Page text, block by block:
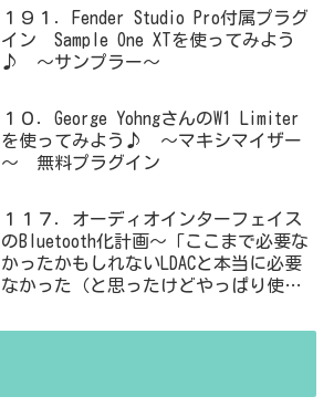
１９１．Fender Studio Pro付属プラグ
イン Sample One XTを使ってみよう
♪ ～サンプラー～
１０．George YohngさんのW1 Limiter
を使ってみよう♪ ～マキシマイザー
～ 無料プラグイン
１１７．オーディオインターフェイス
のBluetooth化計画～「ここまで必要な
かったかもしれないLDACと本当に必要
なかった（と思ったけどやっぱり使っ
無駄を重ねた結論はシンプルだった